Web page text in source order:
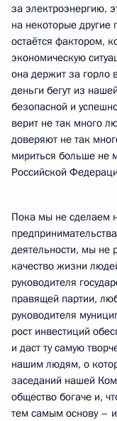
за электроэнергию,
на некоторые
остаётся фактором,
экономическую
она держит за горло
деньги бегут из
безопасной и
верит не так много
доверяют не так
мириться больше не
Российской
Пока мы не сделаем
деятельности, мы
качество жизни
руководителя
правящей партии,
руководителя
рост инвестиций
и даст ту самую
нашим людям, о
заседаний нашей
общество богаче и,
тем самым основу –